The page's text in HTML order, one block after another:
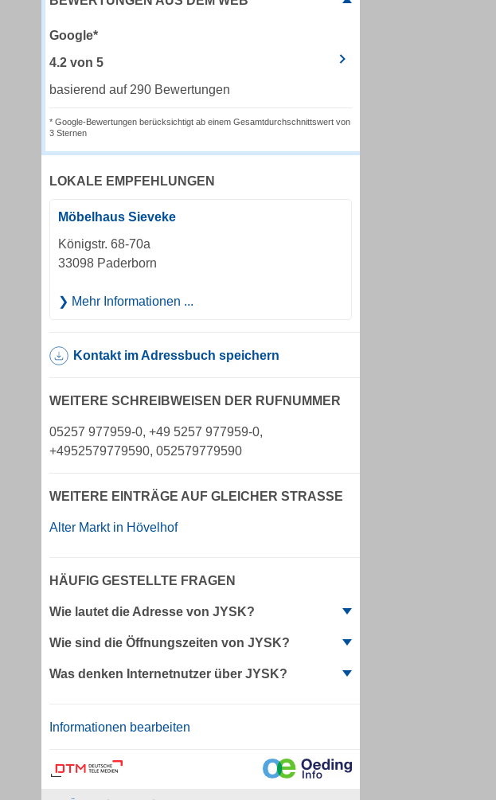
Google*
4.2 von 5
basierend auf 290 Bewertungen
* Google-Bewertungen berücksichtigt ab einem Gesamtdurchschnittswert von
3 Sternen
LOKALE EMPFEHLUNGEN
Möbelhaus Sieveke
Königstr. 68-70a
33098 Paderborn
Mehr Informationen ...
Kontakt im Adressbuch speichern
WEITERE SCHREIBWEISEN DER RUFNUMMER
05257 977959-0, +49 5257 977959-0,
+4952579779590, 052579779590
WEITERE EINTRÄGE AUF GLEICHER STRASSE
Alter Markt in Hövelhof
HÄUFIG GESTELLTE FRAGEN
Wie lautet die Adresse von JYSK?
Wie sind die Öffnungszeiten von JYSK?
Was denken Internetnutzer über JYSK?
Informationen bearbeiten